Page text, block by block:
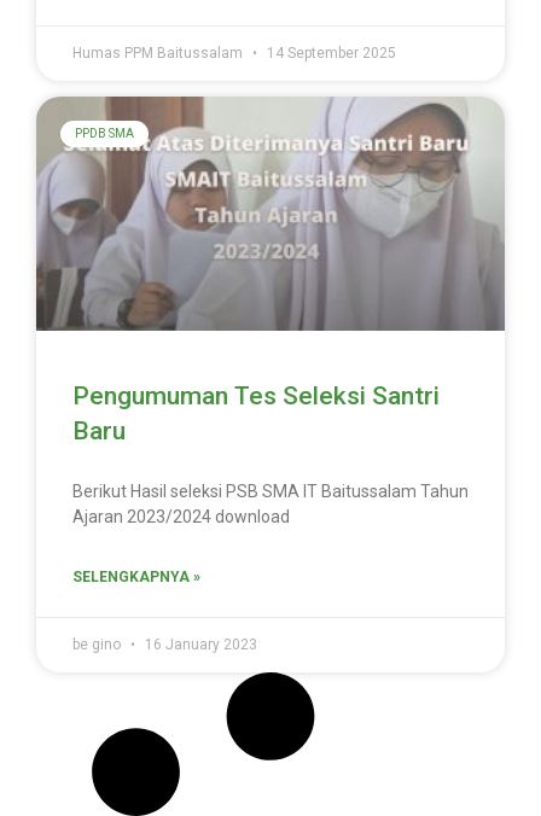
Humas PPM Baitussalam 14 September 2025
PPDB SMA
Pengumuman Tes Seleksi Santri
Baru
Berikut Hasil seleksi PSB SMA IT Baitussalam Tahun
Ajaran 2023/2024 download
SELENGKAPNYA »
be gino 16 January 2023